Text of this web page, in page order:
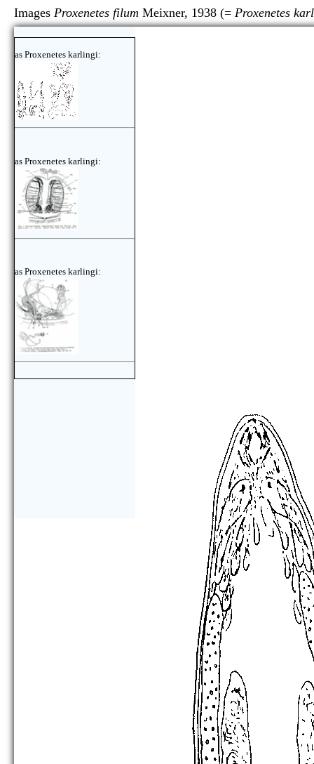
Images Proxenetes filum Meixner, 1938 (= Proxenetes
as Proxenetes karlingi:
as Proxenetes karlingi:
as Proxenetes karlingi: